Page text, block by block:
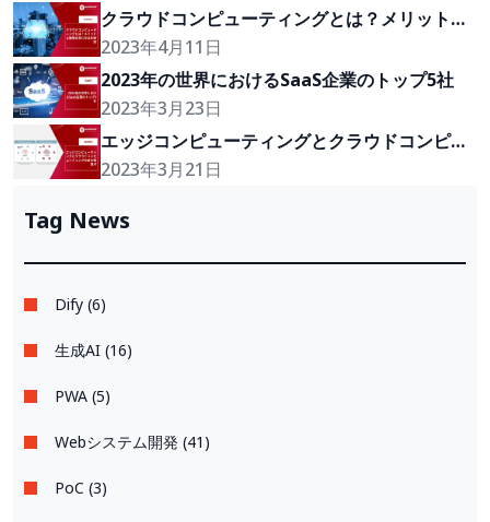
クラウドコンピューティングとは？メリットと
戦略を実行方法を解説
2023年4月11日
2023年の世界におけるSaaS企業のトップ5社
2023年3月23日
エッジコンピューティングとクラウドコンピュ
ーティングの主な相違点
2023年3月21日
Tag News
Dify (6)
生成AI (16)
PWA (5)
Webシステム開発 (41)
PoC (3)